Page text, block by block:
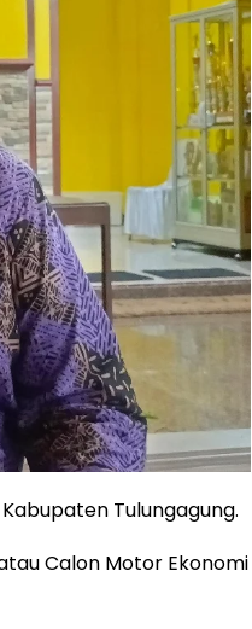
Tulungagung.
Calon Motor Ekonomi